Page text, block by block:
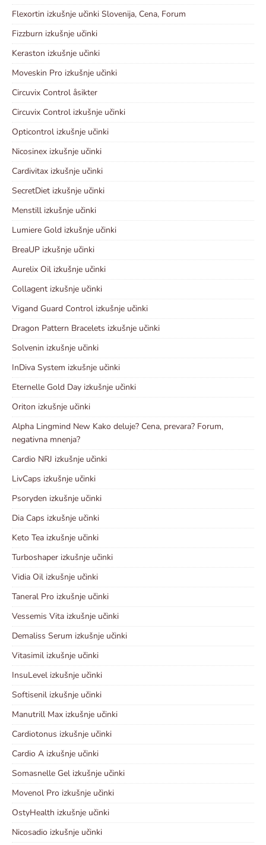
Flexortin izkušnje učinki Slovenija, Cena, Forum
Fizzburn izkušnje učinki
Keraston izkušnje učinki
Moveskin Pro izkušnje učinki
Circuvix Control åsikter
Circuvix Control izkušnje učinki
Opticontrol izkušnje učinki
Nicosinex izkušnje učinki
Cardivitax izkušnje učinki
SecretDiet izkušnje učinki
Menstill izkušnje učinki
Lumiere Gold izkušnje učinki
BreaUP izkušnje učinki
Aurelix Oil izkušnje učinki
Collagent izkušnje učinki
Vigand Guard Control izkušnje učinki
Dragon Pattern Bracelets izkušnje učinki
Solvenin izkušnje učinki
InDiva System izkušnje učinki
Eternelle Gold Day izkušnje učinki
Oriton izkušnje učinki
Alpha Lingmind New Kako deluje? Cena, prevara? Forum,
negativna mnenja?
Cardio NRJ izkušnje učinki
LivCaps izkušnje učinki
Psoryden izkušnje učinki
Dia Caps izkušnje učinki
Keto Tea izkušnje učinki
Turboshaper izkušnje učinki
Vidia Oil izkušnje učinki
Taneral Pro izkušnje učinki
Vessemis Vita izkušnje učinki
Demaliss Serum izkušnje učinki
Vitasimil izkušnje učinki
InsuLevel izkušnje učinki
Softisenil izkušnje učinki
Manutrill Max izkušnje učinki
Cardiotonus izkušnje učinki
Cardio A izkušnje učinki
Somasnelle Gel izkušnje učinki
Movenol Pro izkušnje učinki
OstyHealth izkušnje učinki
Nicosadio izkušnje učinki